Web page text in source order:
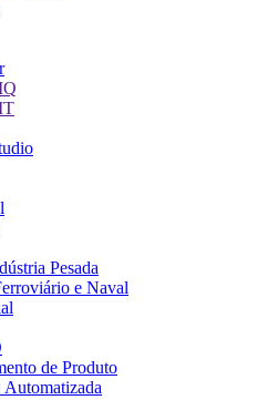
Pesada
e Naval
de Produto